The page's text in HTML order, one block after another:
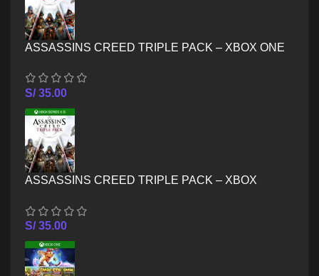
ASSASSINS CREED TRIPLE PACK – XBOX ONE
S/35.00
ASSASSINS CREED TRIPLE PACK – XBOX
S/35.00